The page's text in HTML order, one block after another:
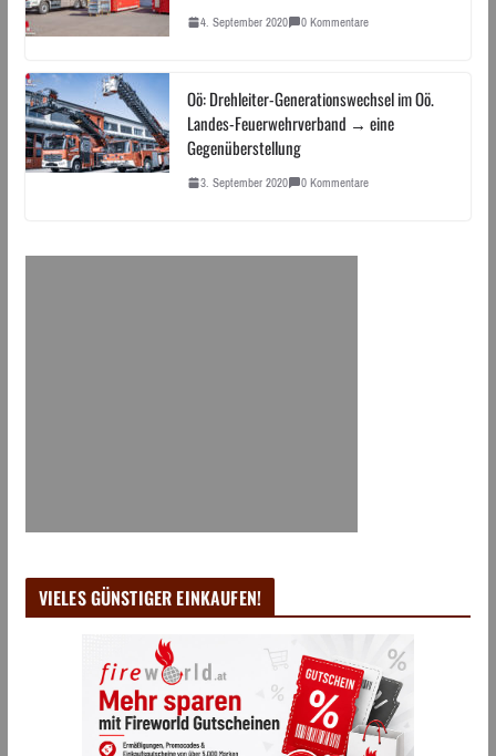
4. September 2020 0 Kommentare
Oö: Drehleiter-Generationswechsel im Oö.
Landes-Feuerwehrverband → eine
Gegenüberstellung
3. September 2020 0 Kommentare
VIELES GÜNSTIGER EINKAUFEN!